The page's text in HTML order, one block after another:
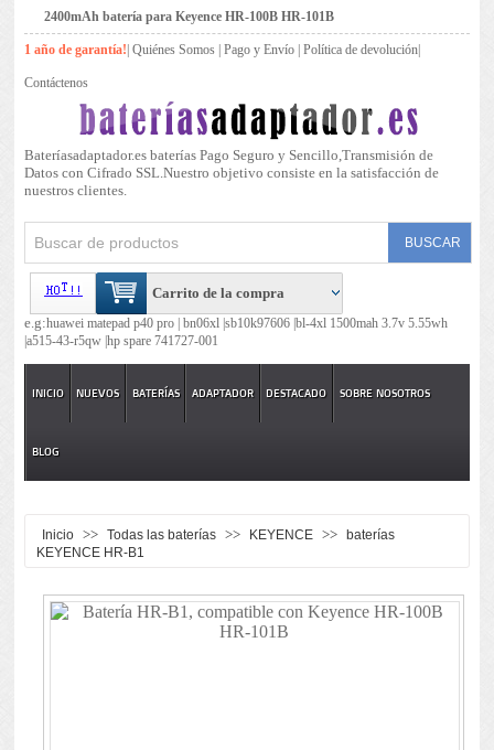
2400mAh batería para Keyence HR-100B HR-101B
1 año de garantía! |Quiénes Somos |Pago y Envío |Política de devolución
Contáctenos
Bateríasadaptador.es baterías Pago Seguro y Sencillo,Transmisión de
Datos con Cifrado SSL.Nuestro objetivo consiste en la satisfacción de
nuestros clientes.
Carrito de la compra
e.g:huawei matepad p40 pro |bn06xl |sb10k97606 |bl-4xl 1500mah 3.7v 5.55wh
|a515-43-r5qw |hp spare 741727-001
INICIO NUEVOS BATERÍAS ADAPTADOR DESTACADO SOBRE NOSOTROS
BLOG
Inicio >> Todas las baterías >> KEYENCE >>
baterías
KEYENCE HR-B1